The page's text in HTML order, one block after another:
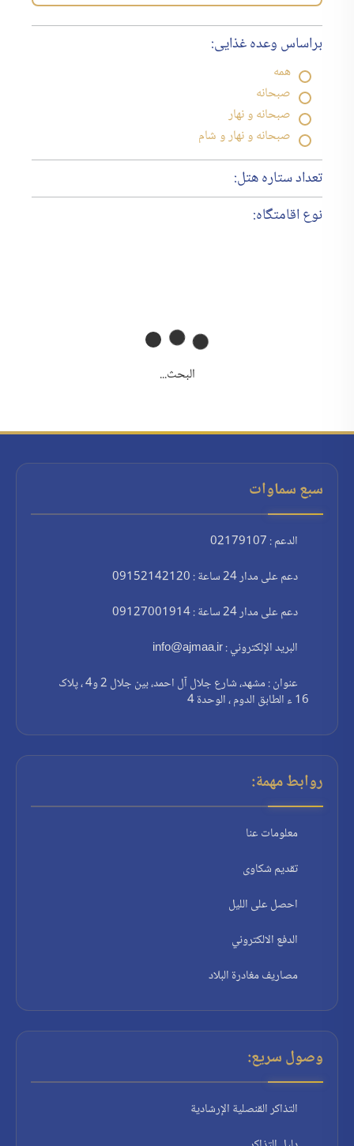
براساس وعده غذایی:
همه
صبحانه
صبحانه و نهار
صبحانه و نهار و شام
تعداد ستاره هتل:
نوع اقامتگاه:
البحث...
سبع سماوات
الدعم : 02179107
دعم على مدار 24 ساعة : 09152142120
دعم على مدار 24 ساعة : 09127001914
البريد الإلكتروني : info@ajmaa.ir
عنوان : مشهد، شارع جلال آل احمد، بين جلال 2 و4 ، پلاک
16 ء الطابق الدوم ، الوحدة 4
روابط مهمة:
معلومات عنا
تقديم شكاوى
احصل على الليل
الدفع الالكتروني
مصاريف مغادرة البلاد
وصول سريع:
التذاكر القنصلية الإرشادية